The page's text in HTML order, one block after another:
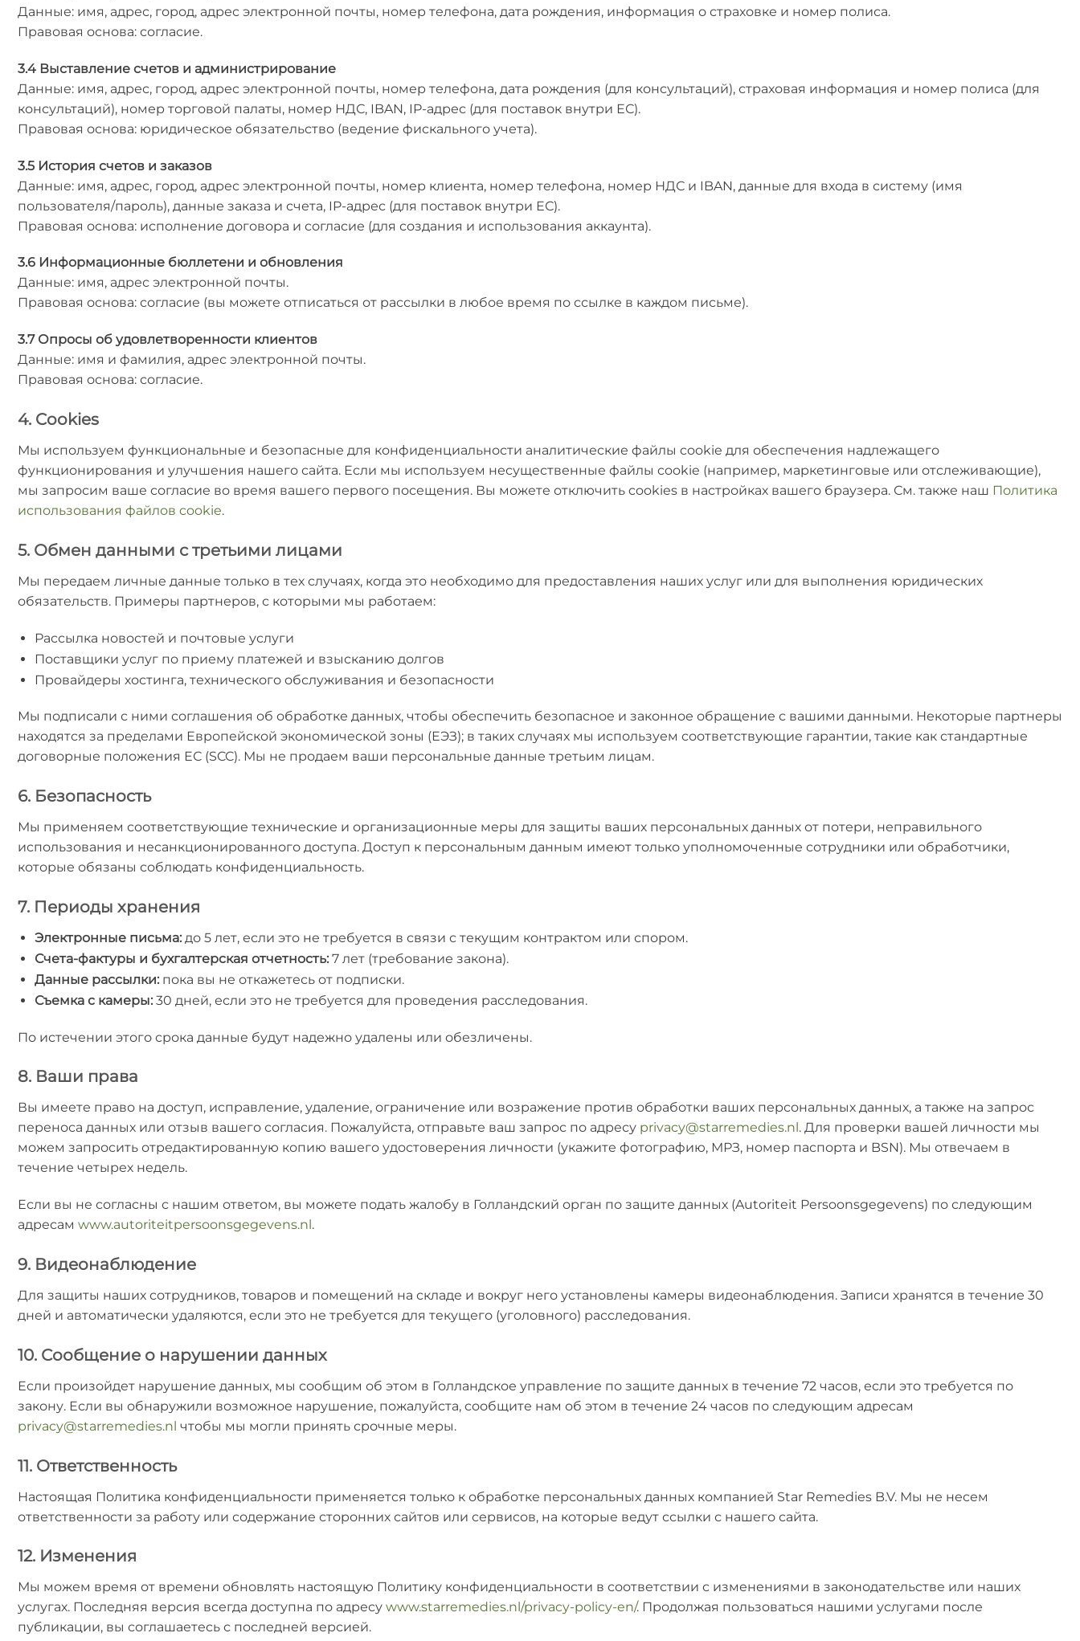
Данные: имя, адрес, город, адрес электронной почты, номер телефона, дата рождения, информация о страховке и номер полиса.
Правовая основа: согласие.
3.4 Выставление счетов и администрирование
Данные: имя, адрес, город, адрес электронной почты, номер телефона, дата рождения (для консультаций), страховая информация и номер полиса (для
консультаций), номер торговой палаты, номер НДС, IBAN, IP-адрес (для поставок внутри ЕС).
Правовая основа: юридическое обязательство (ведение фискального учета).
3.5 История счетов и заказов
Данные: имя, адрес, город, адрес электронной почты, номер клиента, номер телефона, номер НДС и IBAN, данные для входа в систему (имя
пользователя/пароль), данные заказа и счета, IP-адрес (для поставок внутри ЕС).
Правовая основа: исполнение договора и согласие (для создания и использования аккаунта).
3.6 Информационные бюллетени и обновления
Данные: имя, адрес электронной почты.
Правовая основа: согласие (вы можете отписаться от рассылки в любое время по ссылке в каждом письме).
3.7 Опросы об удовлетворенности клиентов
Данные: имя и фамилия, адрес электронной почты.
Правовая основа: согласие.
4. Cookies
Мы используем функциональные и безопасные для конфиденциальности аналитические файлы cookie для обеспечения надлежащего
функционирования и улучшения нашего сайта. Если мы используем несущественные файлы cookie (например, маркетинговые или отслеживающие),
мы запросим ваше согласие во время вашего первого посещения. Вы можете отключить cookies в настройках вашего браузера. См. также наш Политика
использования файлов cookie.
5. Обмен данными с третьими лицами
Мы передаем личные данные только в тех случаях, когда это необходимо для предоставления наших услуг или для выполнения юридических
обязательств. Примеры партнеров, с которыми мы работаем:
Рассылка новостей и почтовые услуги
Поставщики услуг по приему платежей и взысканию долгов
Провайдеры хостинга, технического обслуживания и безопасности
Мы подписали с ними соглашения об обработке данных, чтобы обеспечить безопасное и законное обращение с вашими данными. Некоторые партнеры
находятся за пределами Европейской экономической зоны (ЕЭЗ); в таких случаях мы используем соответствующие гарантии, такие как стандартные
договорные положения ЕС (SCC). Мы не продаем ваши персональные данные третьим лицам.
6. Безопасность
Мы применяем соответствующие технические и организационные меры для защиты ваших персональных данных от потери, неправильного
использования и несанкционированного доступа. Доступ к персональным данным имеют только уполномоченные сотрудники или обработчики,
которые обязаны соблюдать конфиденциальность.
7. Периоды хранения
Электронные письма:до 5 лет, если это не требуется в связи с текущим контрактом или спором.
Счета-фактуры и бухгалтерская отчетность:7 лет (требование закона).
Данные рассылки:пока вы не откажетесь от подписки.
Съемка с камеры:30 дней, если это не требуется для проведения расследования.
По истечении этого срока данные будут надежно удалены или обезличены.
8. Ваши права
Вы имеете право на доступ, исправление, удаление, ограничение или возражение против обработки ваших персональных данных, а также на запрос
переноса данных или отзыв вашего согласия. Пожалуйста, отправьте ваш запрос по адресу privacy@starremedies.nl . Для проверки вашей личности мы
можем запросить отредактированную копию вашего удостоверения личности (укажите фотографию, МРЗ, номер паспорта и BSN). Мы отвечаем в
течение четырех недель.
Если вы не согласны с нашим ответом, вы можете подать жалобу в Голландский орган по защите данных (Autoriteit Persoonsgegevens) по следующим
адресам www.autoriteitpersoonsgegevens.nl .
9. Видеонаблюдение
Для защиты наших сотрудников, товаров и помещений на складе и вокруг него установлены камеры видеонаблюдения. Записи хранятся в течение 30
дней и автоматически удаляются, если это не требуется для текущего (уголовного) расследования.
10. Сообщение о нарушении данных
Если произойдет нарушение данных, мы сообщим об этом в Голландское управление по защите данных в течение 72 часов, если это требуется по
закону. Если вы обнаружили возможное нарушение, пожалуйста, сообщите нам об этом в течение 24 часов по следующим адресам
privacy@starremedies.nl чтобы мы могли принять срочные меры.
11. Ответственность
Настоящая Политика конфиденциальности применяется только к обработке персональных данных компанией Star Remedies B.V. Мы не несем
ответственности за работу или содержание сторонних сайтов или сервисов, на которые ведут ссылки с нашего сайта.
12. Изменения
Мы можем время от времени обновлять настоящую Политику конфиденциальности в соответствии с изменениями в законодательстве или наших
услугах. Последняя версия всегда доступна по адресу www.starremedies.nl/privacy-policy-en/. Продолжая пользоваться нашими услугами после
публикации, вы соглашаетесь с последней версией.